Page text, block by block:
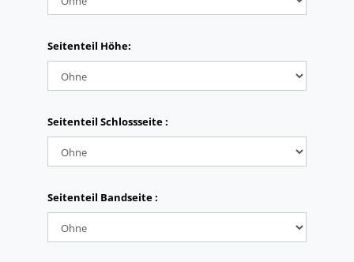
Seitenteil Höhe:
Seitenteil Schlossseite :
Seitenteil Bandseite :